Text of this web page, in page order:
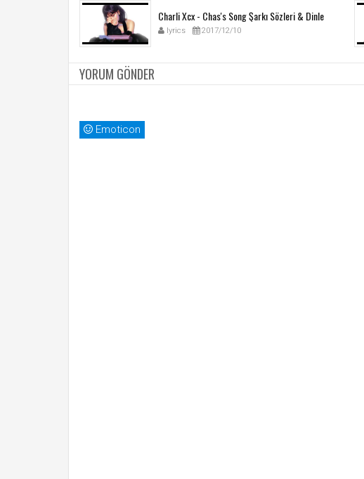
Charli Xcx - Chas's Song Şarkı Sözleri & Dinle
lyrics 2017/12/10
YORUM GÖNDER
Emoticon